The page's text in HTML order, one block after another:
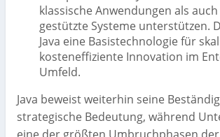
klassische Anwendungen als
gestützte Systeme unterstützen.
Java eine Basistechnologie für
kosteneffiziente Innovation im
Umfeld.
Java beweist weiterhin seine
strategische Bedeutung, während